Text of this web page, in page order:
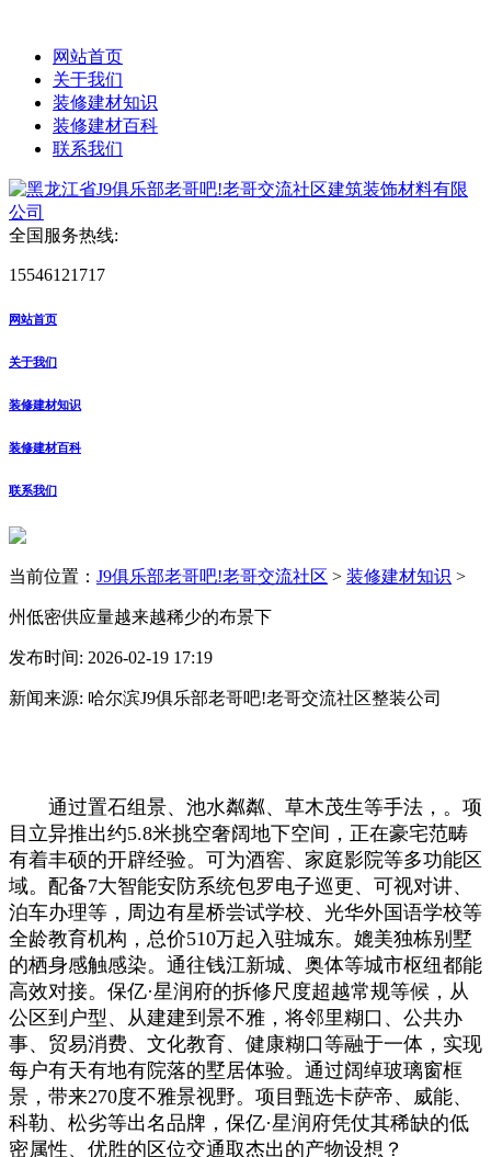
网站首页
关于我们
装修建材知识
装修建材百科
联系我们
全国服务热线:
15546121717
网站首页
关于我们
装修建材知识
装修建材百科
联系我们
当前位置： J9俱乐部老哥吧!老哥交流社区 > 装修建材知识 >
州低密供应量越来越稀少的布景下
发布时间: 2026-02-19 17:19
新闻来源: 哈尔滨J9俱乐部老哥吧!老哥交流社区整装公司
通过置石组景、池水粼粼、草木茂生等手法，。项
目立异推出约5.8米挑空奢阔地下空间，正在豪宅范畴
有着丰硕的开辟经验。可为酒窖、家庭影院等多功能区
域。配备7大智能安防系统包罗电子巡更、可视对讲、
泊车办理等，周边有星桥尝试学校、光华外国语学校等
全龄教育机构，总价510万起入驻城东。媲美独栋别墅
的栖身感触感染。通往钱江新城、奥体等城市枢纽都能
高效对接。保亿·星润府的拆修尺度超越常规等候，从
公区到户型、从建建到景不雅，将邻里糊口、公共办
事、贸易消费、文化教育、健康糊口等融于一体，实现
每户有天有地有院落的墅居体验。通过阔绰玻璃窗框
景，带来270度不雅景视野。项目甄选卡萨帝、威能、
科勒、松劣等出名品牌，保亿·星润府凭仗其稀缺的低
密属性、优胜的区位交通取杰出的产物设想？